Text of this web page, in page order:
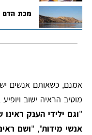
מכת הדם
אמנם, כשאותם אנשים
מוטיב הראיה ישוב
"וגם ילידי הענק ראינו
אנשי מידות", "ושם